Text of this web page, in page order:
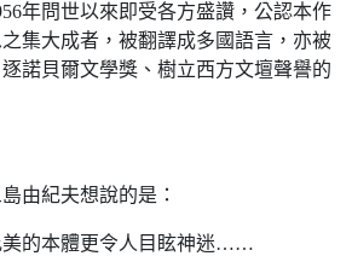
問世以來即受各方盛讚，公認本作
集大成者，被翻譯成多國語言，亦被
諾貝爾文學獎、樹立西方文壇聲譽的
紀夫想說的是：
的本體更令人目眩神迷……